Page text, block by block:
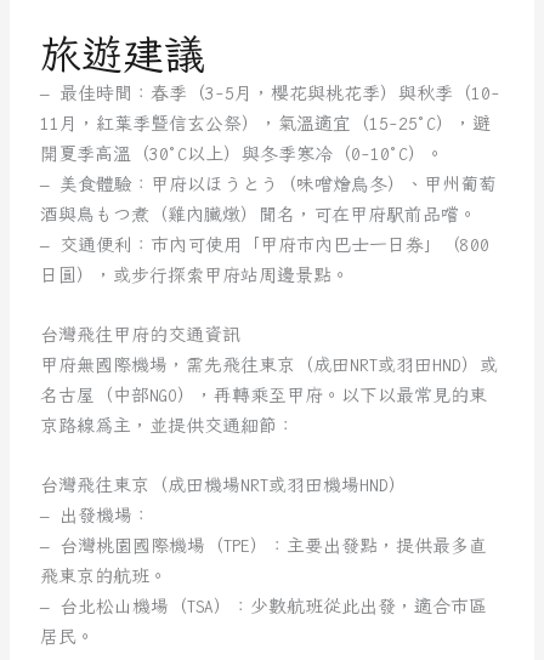
旅遊建議
– 最佳時間：春季（3-5月，櫻花與桃花季）與秋季（10-
11月，紅葉季暨信玄公祭），氣溫適宜（15-25°C），避
開夏季高溫（30°C以上）與冬季寒冷（0-10°C）。
– 美食體驗：甲府以ほうとう（味噌燴烏冬）、甲州葡萄
酒與鳥もつ煮（雞內臟燉）聞名，可在甲府駅前品嚐。
– 交通便利：市內可使用「甲府市內巴士一日券」（800
日圓），或步行探索甲府站周邊景點。
台灣飛往甲府的交通資訊
甲府無國際機場，需先飛往東京（成田NRT或羽田HND）或
名古屋（中部NGO），再轉乘至甲府。以下以最常見的東
京路線為主，並提供交通細節：
台灣飛往東京（成田機場NRT或羽田機場HND）
– 出發機場：
– 台灣桃園國際機場（TPE）：主要出發點，提供最多直
飛東京的航班。
– 台北松山機場（TSA）：少數航班從此出發，適合市區
居民。